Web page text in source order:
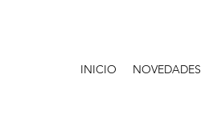
INICIO NOVEDADES